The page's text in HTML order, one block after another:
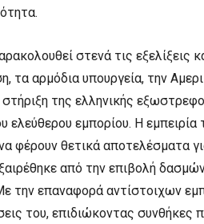
στενά τις εξελίξεις
τα αρμόδια υπουργεία, την
της ελληνικής
ελεύθερου εμπορίου. Η εμπειρία
φέρουν θετικά αποτελέσματα
από την επιβολή
την επαναφορά αντίστοιχων
του, επιδιώκοντας συνθήκες